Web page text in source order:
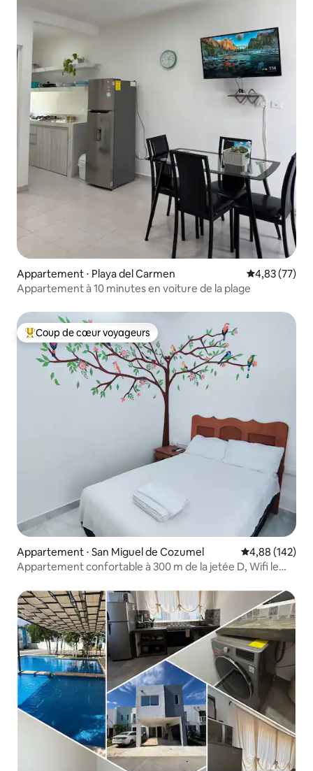
Appartement ⋅ Playa del Carmen Évaluation
4,83 (77)
Appartement à 10 minutes en voiture de la plage
Coups de cœur voyageurs les plus appréciés
Coup de cœur voyageurs
Appartement ⋅ San Miguel de Cozumel Évaluation
4,88 (142)
Appartement confortable à 300 m de la jetée D, Wifi le